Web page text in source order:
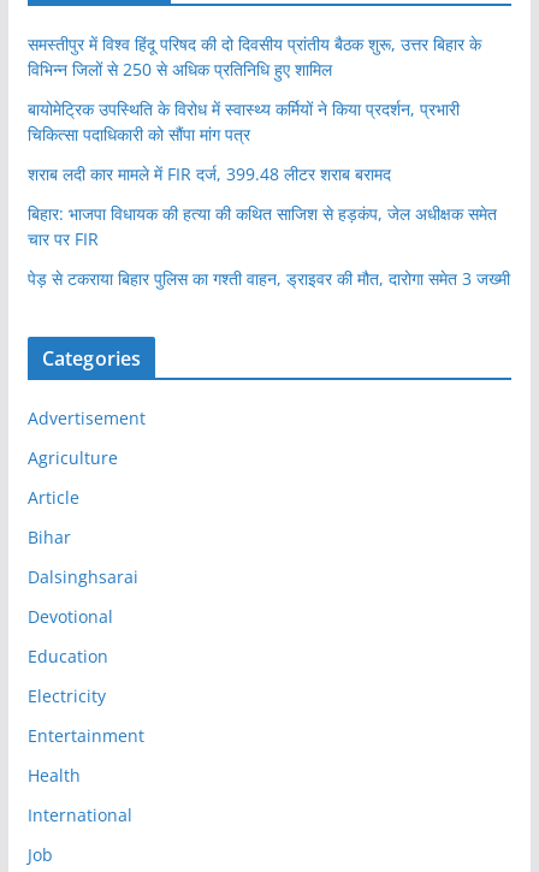
समस्तीपुर में विश्व हिंदू परिषद की दो दिवसीय प्रांतीय बैठक शुरू, उत्तर बिहार के
विभिन्न जिलों से 250 से अधिक प्रतिनिधि हुए शामिल
बायोमेट्रिक उपस्थिति के विरोध में स्वास्थ्य कर्मियों ने किया प्रदर्शन, प्रभारी
चिकित्सा पदाधिकारी को सौंपा मांग पत्र
शराब लदी कार मामले में FIR दर्ज, 399.48 लीटर शराब बरामद
बिहार: भाजपा विधायक की हत्या की कथित साजिश से हड़कंप, जेल अधीक्षक समेत
चार पर FIR
पेड़ से टकराया बिहार पुलिस का गश्ती वाहन, ड्राइवर की मौत, दारोगा समेत 3 जख्मी
Categories
Advertisement
Agriculture
Article
Bihar
Dalsinghsarai
Devotional
Education
Electricity
Entertainment
Health
International
Job